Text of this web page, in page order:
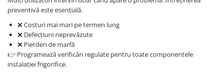
preventivă este esențială.
❌ Costuri mai mari pe termen lung
❌ Defecțiuni neprevăzute
❌ Pierderi de marfă
👉 Programează verificări regulate pentru toate componentele
instalației frigorifice.